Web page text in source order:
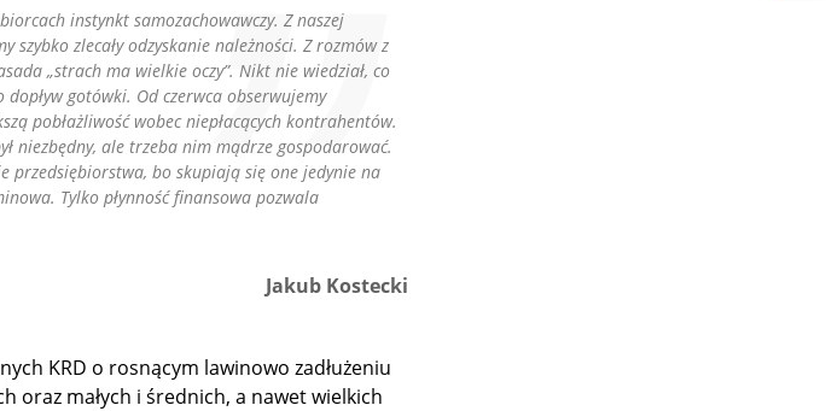
instynkt samozachowawczy. Z naszej
zlecały odzyskanie należności. Z rozmów z
„strach ma wielkie oczy”. Nikt nie wiedział, co
gotówki. Od czerwca obserwujemy
pobłażliwość wobec niepłacących kontrahentów.
niezbędny, ale trzeba nim mądrze gospodarować.
przedsiębiorstwa, bo skupiają się one jedynie na
Tylko płynność finansowa pozwala
Jakub Kostecki
KRD o rosnącym lawinowo zadłużeniu
oraz małych i średnich, a nawet wielkich